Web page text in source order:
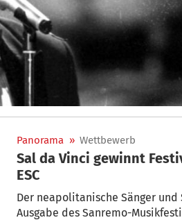
Panorama » Wettbewerb
Sal da Vinci gewinnt
ESC
Der neapolitanische Sänger
Ausgabe des Sanremo-